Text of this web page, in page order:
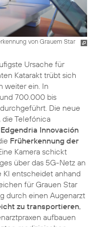
von Grauem Star
Ursache für
Katarakt trübt sich
weiter ein. In
700.000 bis
Die neue
, die Telefónica
Edgendria Innovación
Früherkennung der
Kamera schickt
über das 5G-Netz an
entscheidet anhand
für Grauen Star
durch einen Augenarzt
zu transportieren,
aufbauen